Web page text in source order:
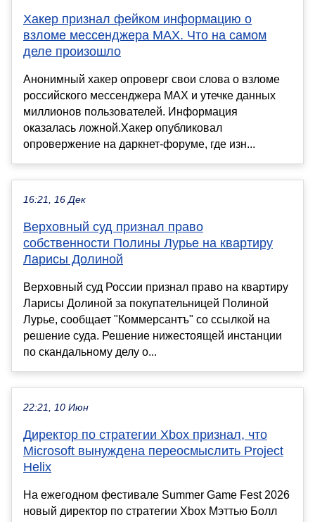
Хакер признал фейком информацию о
взломе мессенджера MAX. Что на самом
деле произошло
Анонимный хакер опроверг свои слова о взломе
российского мессенджера MAX и утечке данных
миллионов пользователей. Информация
оказалась ложной.Хакер опубликовал
опровержение на даркнет-форуме, где изн...
16:21, 16 Дек
Верховный суд признал право
собственности Полины Лурье на квартиру
Ларисы Долиной
Верховный суд России признал право на квартиру
Ларисы Долиной за покупательницей Полиной
Лурье, сообщает "Коммерсантъ" со ссылкой на
решение суда. Решение нижестоящей инстанции
по скандальному делу о...
22:21, 10 Июн
Директор по стратегии Xbox признал, что
Microsoft вынуждена переосмыслить Project
Helix
На ежегодном фестивале Summer Game Fest 2026
новый директор по стратегии Xbox Мэттью Болл